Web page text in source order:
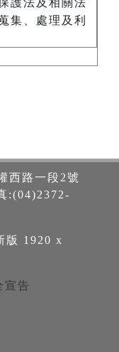
護法及相關法
集、處理及利
西路一段2號
:(04)2372-
版 1920 x
宣告